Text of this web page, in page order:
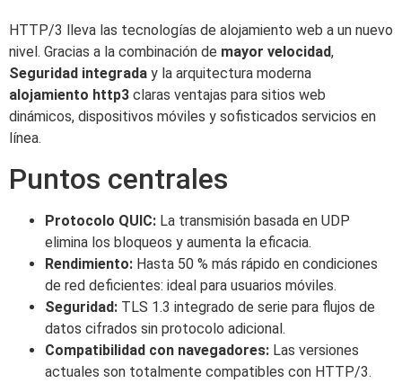
HTTP/3 lleva las tecnologías de alojamiento web a un nuevo
nivel. Gracias a la combinación de mayor velocidad,
Seguridad integrada y la arquitectura moderna
alojamiento http3 claras ventajas para sitios web
dinámicos, dispositivos móviles y sofisticados servicios en
línea.
Puntos centrales
Protocolo QUIC: La transmisión basada en UDP
elimina los bloqueos y aumenta la eficacia.
Rendimiento: Hasta 50 % más rápido en condiciones
de red deficientes: ideal para usuarios móviles.
Seguridad: TLS 1.3 integrado de serie para flujos de
datos cifrados sin protocolo adicional.
Compatibilidad con navegadores: Las versiones
actuales son totalmente compatibles con HTTP/3.